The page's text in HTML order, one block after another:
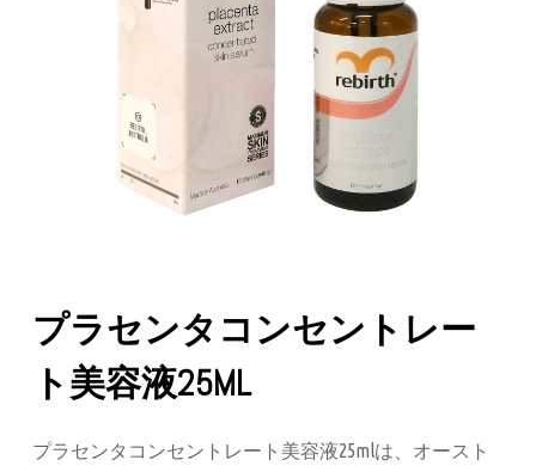
プラセンタコンセントレー
ト美容液25ML
プラセンタコンセントレート美容液25mlは、オースト